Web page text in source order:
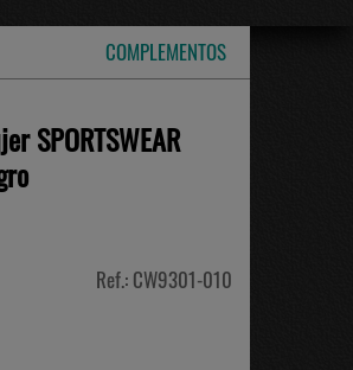
COMPLEMENTOS
SPORTSWEAR
Ref.: CW9301-010